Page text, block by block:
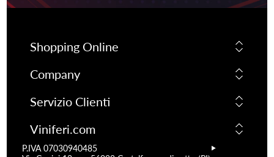
Shopping Online
Company
Servizio Clienti
Viniferi.com
P.IVA 07030940485